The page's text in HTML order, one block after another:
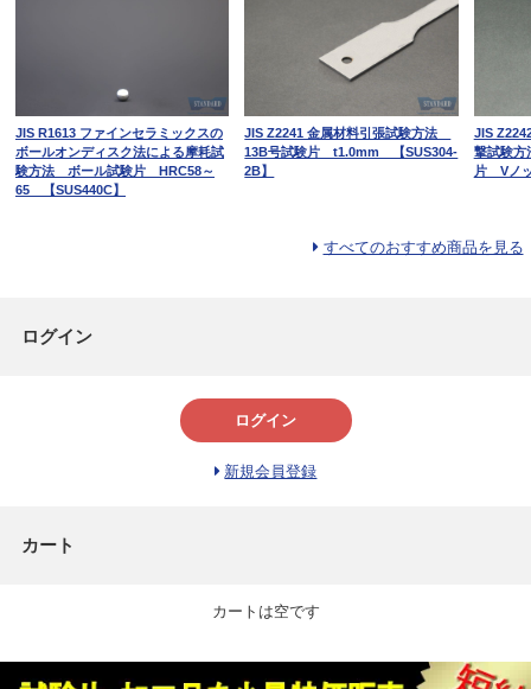
JIS R1613 ファインセラミックスの
ボールオンディスク法による摩耗試
験方法 ボール試験片 HRC58～
65 【SUS440C】
JIS Z2241 金属材料引張試験方法
13B号試験片 t1.0mm 【SUS304-
2B】
JIS
撃試験
片 Vノ
すべてのおすすめ商品を見る
ログイン
ログイン
新規会員登録
カート
カートは空です